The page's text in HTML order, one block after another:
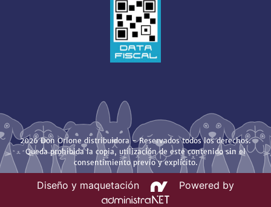
2026 Don Orione distribuidora - Reservados todos los derechos.
Queda prohibida la copia, utilización de este contenido sin el
consentimiento previo y explícito.
Diseño y maquetación Powered by